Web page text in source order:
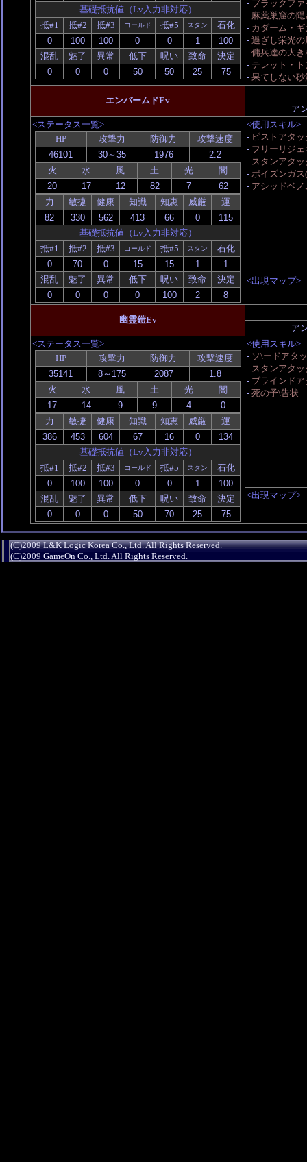
基礎抵抗値（Lv入力非対応）
抵#1
抵#2 抵#3 コールド 抵#5 スタン 石化
混乱 魅了 異常 低下 呪い 致命 決定
- ブラックフ
- 麻薬巣窟の
- カダーム・
- 過ぎし栄光
- 傭兵達の大
- テレット・
- 果てしない砂
エンバームドEv
ア
<ステータス一覧>
HP
攻撃力 防御力 攻撃速度
火 水 風 土 光 闇
力 敏捷 健康 知識 知恵 威厳 運
基礎抵抗値（Lv入力非対応）
抵#1
抵#2 抵#3 コールド 抵#5 スタン 石化
混乱 魅了 異常 低下 呪い 致命 決定
<使用スキル>
- ピストアタッ
- フリーリジ
- スタンアタッ
- ポイズンガス
- アシッドベノ
<出現マップ>
幽霊鎧Ev
ア
<ステータス一覧>
HP
攻撃力 防御力 攻撃速度
火 水 風 土 光 闇
力 敏捷 健康 知識 知恵 威厳 運
基礎抵抗値（Lv入力非対応）
抵#1
抵#2 抵#3 コールド 抵#5 スタン 石化
混乱 魅了 異常 低下 呪い 致命 決定
<使用スキル>
- ソ\ードアタ
- スタンアタッ
- ブラインド
- 死の予\告状
<出現マップ>
(C)2009 L&K Logic Korea Co., Ltd. All Rights Reserved.
(C)2009 GameOn Co., Ltd. All Rights Reserved.